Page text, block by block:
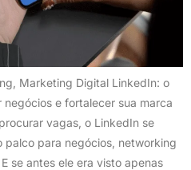
Marketing Digital LinkedIn: o
e fortalecer sua marca
vagas, o LinkedIn se
palco para negócios, networking
se antes ele era visto apenas